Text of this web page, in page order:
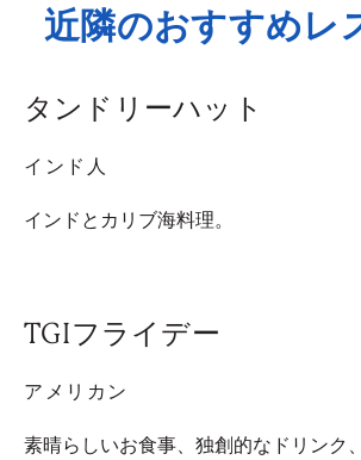
近隣のおすすめレ
タンドリーハット
インド人
インドとカリブ海料理。
TGIフライデー
アメリカン
素晴らしいお食事、独創的なドリンク